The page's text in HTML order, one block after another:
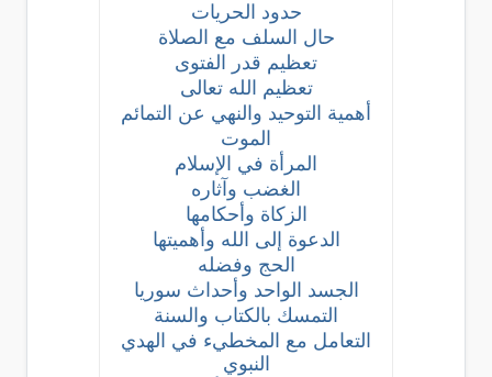
حدود الحريات
حال السلف مع الصلاة
تعظيم قدر الفتوى
تعظيم الله تعالى
أهمية التوحيد والنهي عن التمائم
الموت
المرأة في الإسلام
الغضب وآثاره
الزكاة وأحكامها
الدعوة إلى الله وأهميتها
الحج وفضله
الجسد الواحد وأحداث سوريا
التمسك بالكتاب والسنة
التعامل مع المخطيء في الهدي
النبوي